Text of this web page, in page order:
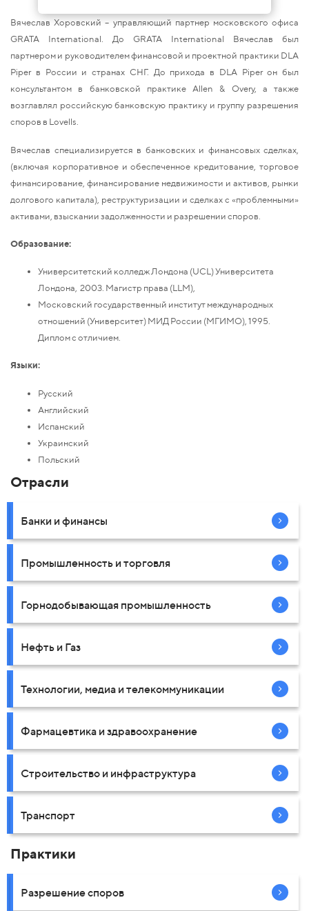
Вячеслав Хоровский – управляющий партнер московского офиса
GRATA International. До GRATA International Вячеслав был
партнером и руководителем финансовой и проектной практики DLA
Piper в России и странах СНГ. До прихода в DLA Piper он был
консультантом в банковской практике Allen & Overy, а также
возглавлял российскую банковскую практику и группу разрешения
споров в Lovells.
Вячеслав специализируется в банковских и финансовых сделках,
(включая корпоративное и обеспеченное кредитование, торговое
финансирование, финансирование недвижимости и активов, рынки
долгового капитала), реструктуризации и сделках с «проблемными»
активами, взыскании задолженности и разрешении споров.
Образование:
Университетский колледж Лондона (UCL) Университета
Лондона, 2003. Магистр права (LLM),
Московский государственный институт международных
отношений (Университет) МИД России (МГИМО), 1995.
Диплом с отличием.
Языки:
Русский
Английский
Испанский
Украинский
Польский
Отрасли
Банки и финансы
Промышленность и торговля
Горнодобывающая промышленность
Нефть и Газ
Технологии, медиа и телекоммуникации
Фармацевтика и здравоохранение
Строительство и инфраструктура
Транспорт
Практики
Разрешение споров